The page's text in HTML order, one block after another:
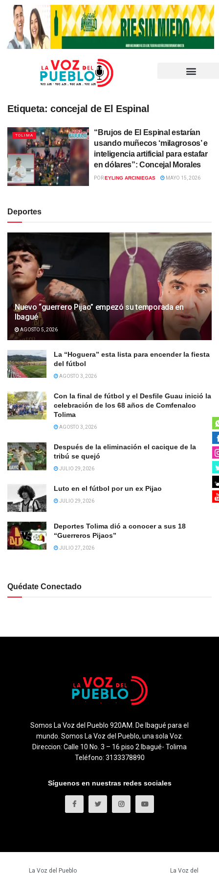
Etiqueta: concejal de El Espinal
TOLIMA
“Brujos de El Espinal estarían
usando muñecos ‘milagrosos’ e
inteligencia artificial para estafar
en dólares”: Concejal Morales
POREYLING ARCINIEGAS MAYO 15, 2026
Deportes
Nuevo “guerrero Pijao” empezó su temporada en
Ibagué
AGOSTO 5, 2026
La “Hoguera” esta lista para encender la fiesta
del fútbol
AGOSTO 3, 2026
Con la final de fútbol y el Desfile Guau inició la
celebración de los 68 años de Comfenalco
Tolima
AGOSTO 3, 2026
Después de la eliminación el cacique de la
tribú se quejó
JULIO 29, 2026
Luto en el fútbol por un ex Pijao
JULIO 29, 2026
Deportes Tolima dió a conocer a sus 18
“Guerreros Pijaos”
JULIO 27, 2026
Quédate Conectado
Somos La Voz del Pueblo 920AM. De Ibagué para el
mundo. Somos La Voz del Pueblo, una sola Voz.
Direccion: Calle 10 No. 3 – 16 piso 2 Ibagué- Tolima
Teléfono: 3133378890
Síguenos en nuestras redes sociales
La Voz del Pueblo La Voz del